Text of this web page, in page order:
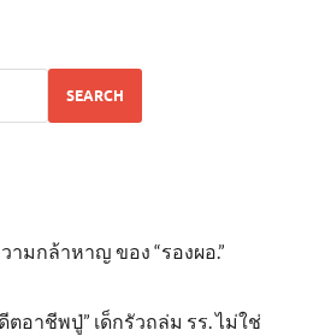
SEARCH
ามกล้าหาญ ของ “รองผอ.”
อาชีพปู่” เด็กรัวถล่ม รร. ไม่ใช่